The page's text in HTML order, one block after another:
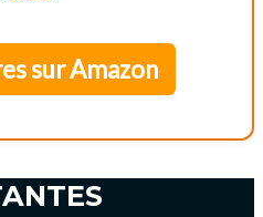
sur Amazon